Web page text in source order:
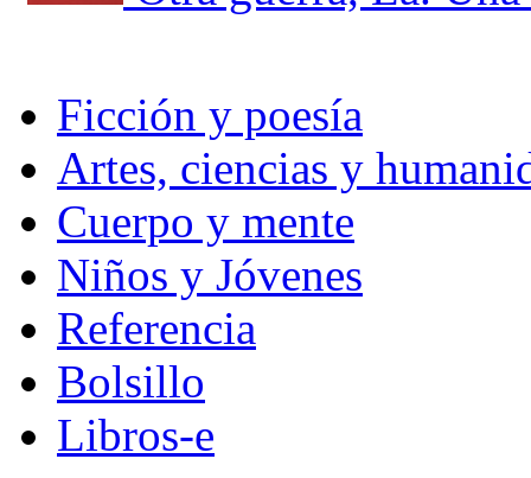
Ficción y poesía
Artes, ciencias y
Cuerpo y mente
Niños y Jóvenes
Referencia
Bolsillo
Libros-e